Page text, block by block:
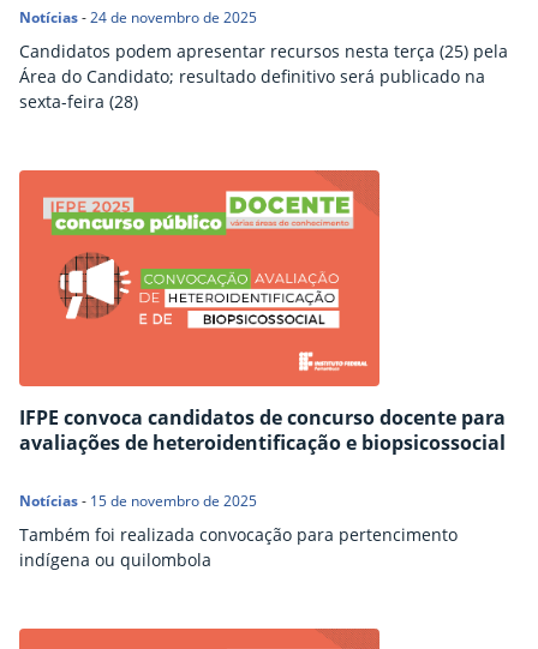
Notícias-24 de novembro de 2025
Candidatos podem apresentar recursos nesta terça (25) pela
Área do Candidato; resultado definitivo será publicado na
sexta-feira (28)
IFPE convoca candidatos de concurso docente para
avaliações de heteroidentificação e biopsicossocial
Notícias- 15 de novembro de 2025
Também foi realizada convocação para pertencimento
indígena ou quilombola